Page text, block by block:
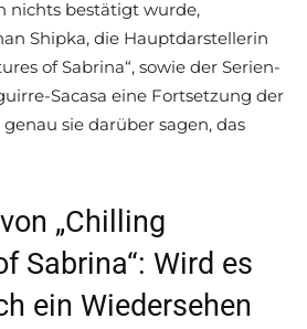
nichts bestätigt wurde,
Shipka, die Hauptdarstellerin
of Sabrina“, sowie der Serien-
Sacasa eine Fortsetzung der
sie darüber sagen, das
„Chilling
Sabrina“: Wird es
ein Wiedersehen